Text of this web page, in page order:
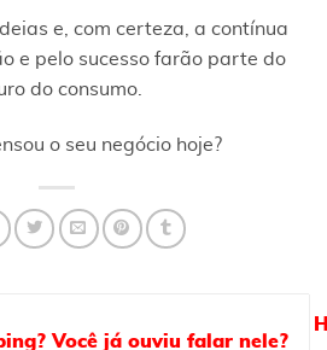
e, com certeza, a contínua
e pelo sucesso farão parte do
do consumo.
o seu negócio hoje?
Você já ouviu falar nele?